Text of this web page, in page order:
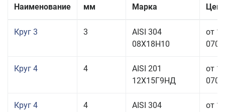
Наименование
мм
Марка
Круг 3 3
AISI 304
08Х18Н10
от
Круг 4 4
AISI 201
12Х15Г9НД
от
Круг 4 4
AISI 304
от